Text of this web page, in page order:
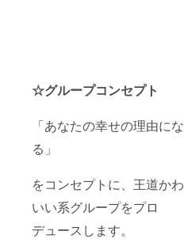
☆グループコンセプト
「あなたの幸せの理由にな
る」
をコンセプトに、王道かわ
いい系グループをプロ
デュースします。